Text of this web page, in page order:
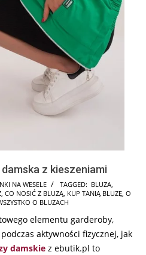
z kieszeniami
NA WESELE TAGGED: BLUZA,
, CO NOSIĆ Z BLUZĄ, KUP TANIĄ BLUZĘ, O
O BLUZACH
elementu garderoby,
aktywności fizycznej, jak
damskie z ebutik.pl to